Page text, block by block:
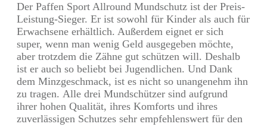
Der Paffen Sport Allround Mundschutz ist der Preis-
Leistung-Sieger. Er ist sowohl für Kinder als auch für
Erwachsene erhältlich. Außerdem eignet er sich
super, wenn man wenig Geld ausgegeben möchte,
aber trotzdem die Zähne gut schützen will. Deshalb
ist er auch so beliebt bei Jugendlichen. Und Dank
dem Minzgeschmack, ist es nicht so unangenehm ihn
zu tragen. Alle drei Mundschützer sind aufgrund
ihrer hohen Qualität, ihres Komforts und ihres
zuverlässigen Schutzes sehr empfehlenswert für den